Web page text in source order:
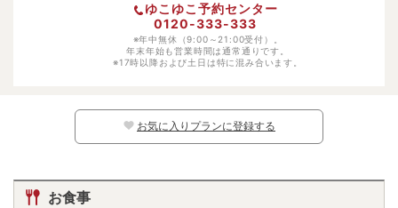
-
-
幼児（寝具・食事なし） 無料
い日程ではお子様はご予約いただけません。
ゆこゆこ予約センター
0120-333-333
※年中無休（9:00～21:00受付）。
年末年始も営業時間は通常通りです。
※17時以降および土日は特に混み合います。
お気に入りプランに登録する
お食事